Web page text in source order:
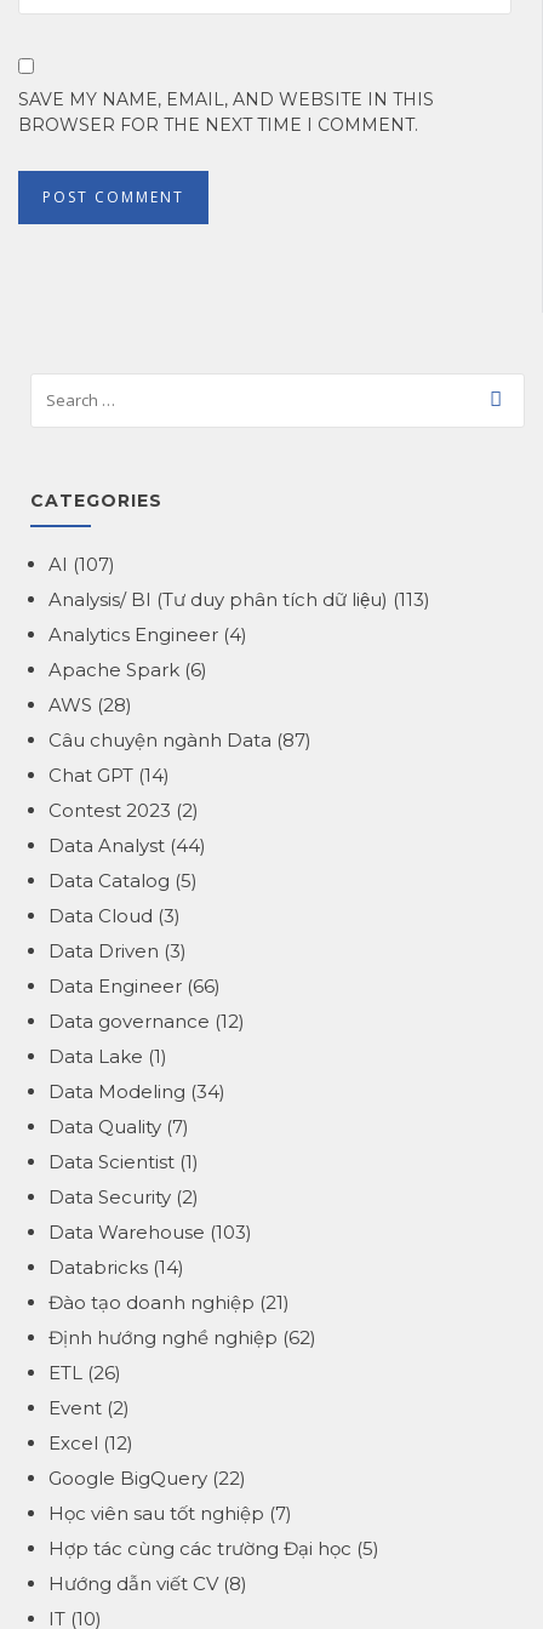
SAVE MY NAME, EMAIL, AND WEBSITE IN THIS
BROWSER FOR THE NEXT TIME I COMMENT.
CATEGORIES
AI (107)
Analysis/ BI (Tư duy phân tích dữ liệu) (113)
Analytics Engineer (4)
Apache Spark (6)
AWS (28)
Câu chuyện ngành Data (87)
Chat GPT (14)
Contest 2023 (2)
Data Analyst (44)
Data Catalog (5)
Data Cloud (3)
Data Driven (3)
Data Engineer (66)
Data governance (12)
Data Lake (1)
Data Modeling (34)
Data Quality (7)
Data Scientist (1)
Data Security (2)
Data Warehouse (103)
Databricks (14)
Đào tạo doanh nghiệp (21)
Định hướng nghề nghiệp (62)
ETL
(26)
Event (2)
Excel (12)
Google BigQuery (22)
Học viên sau tốt nghiệp (7)
Hợp tác cùng các trường Đại học (5)
Hướng dẫn viết CV(8)
IT (10)